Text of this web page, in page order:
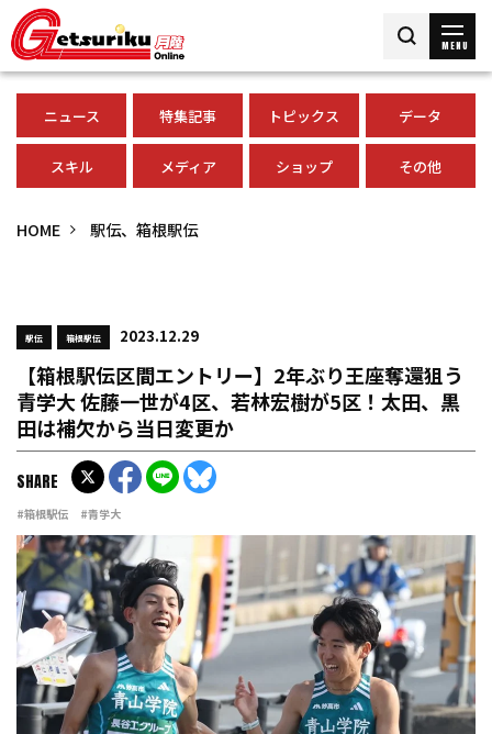
MENU
ニュース 特集記事 トピックス データ
スキル メディア ショップ その他
HOME 駅伝、箱根駅伝
駅伝 箱根駅伝 2023.12.29
【箱根駅伝区間エントリー】2年ぶり王座奪還狙う
青学大 佐藤一世が4区、若林宏樹が5区！太田、黒
田は補欠から当日変更か
#箱根駅伝 #青学大
SHARE